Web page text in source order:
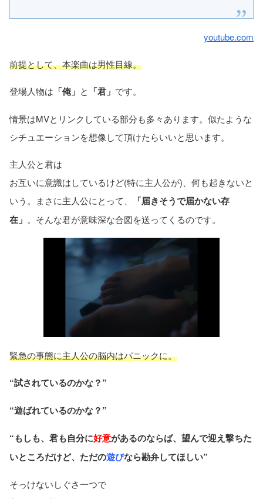
youtube.com
前提として、本楽曲は男性目線。
登場人物は 「俺」 と 「君」 です。
情景はMVとリンクしている部分も多々あります。似たような
シチュエーションを想像して頂けたらいいと思います。
主人公と君は
お互いに意識はしているけど(特に主人公が)、何も起きないと
いう。まさに主人公にとって、
「届きそうで届かない存
在」 。そんな君が意味深な合図を送ってくるのです。
緊急の事態に主人公の脳内はパニックに。
“試されているのかな？”
“遊ばれているのかな？”
“もしも、君も自分に好意があるのならば、望んで迎え撃ちた
いところだけど、ただの遊びなら勘弁してほしい”
そっけないしぐさ一つで